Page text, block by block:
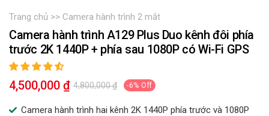
Trang chủ Camera hành trình 2 mắt
Camera hành trình A129 Plus Duo kênh đôi phía
trước 2K 1440P + phía sau 1080P có Wi-Fi GPS
Sale
price
4,500,000 ₫ Regular
4,800,000 ₫ -6% Off
Camera hành trình hai kênh 2K 1440P phía trước và 1080P